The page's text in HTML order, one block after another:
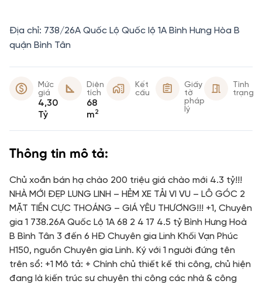
Địa chỉ: 738/26A Quốc Lộ Quốc lộ 1A Bình Hưng Hòa B
quận Bình Tân
Mức
giá
4,30
Tỷ
Diện
tích
68
m2
Kết
cấu
Giấy
tờ
pháp
lý
Tình
trạng
Thông tin mô tả:
Chủ xoắn bán hạ chào 200 triệu giá chào mới 4.3 tỷ!!!
NHÀ MỚI ĐẸP LUNG LINH – HẺM XE TẢI VI VU – LÔ GÓC 2
MẶT TIỀN CỰC THOÁNG – GIÁ YÊU THƯƠNG!!! +1, Chuyên
gia 1 738.26A Quốc Lộ 1A 68 2 4 17 4.5 tỷ Bình Hưng Hoà
B Bình Tân 3 đến 6 HĐ Chuyên gia Linh Khối Vạn Phúc
H150, nguồn Chuyên gia Linh. Ký với 1 người đứng tên
trên sổ: +1 Mô tả: + Chính chủ thiết kế thi công, chủ hiện
đang là kiến trúc sư chuyên thi công các nhà & công